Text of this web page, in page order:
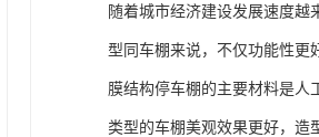
随着城市经济建设发展速度越
型同车棚来说，不仅功能性更
膜结构停车棚的主要材料是人
类型的车棚美观效果更好，造